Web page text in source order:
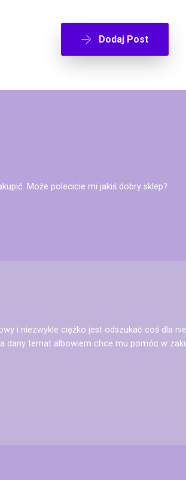
Dodaj Post
Może polecicie mi jakiś dobry sklep?
i niezwykle ciężko jest odszukać coś dla
dany temat albowiem chce mu pomóc w